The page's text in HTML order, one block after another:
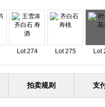
Lot 274 Lot 275 Lot
拍卖规则 支